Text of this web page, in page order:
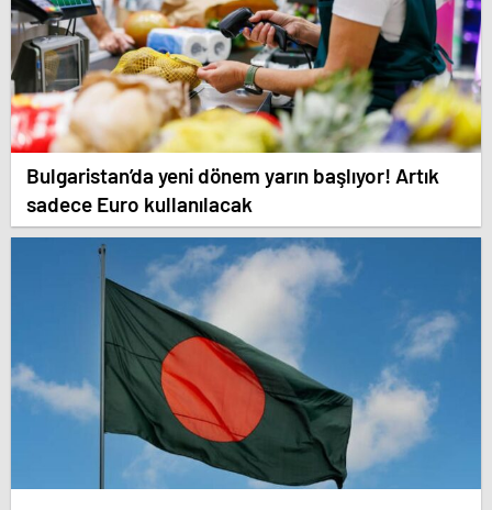
Bulgaristan’da yeni dönem yarın başlıyor! Artık
sadece Euro kullanılacak